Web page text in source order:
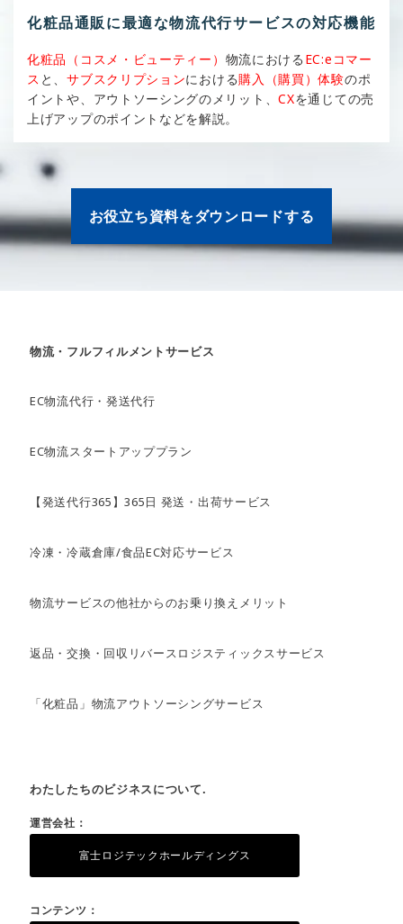
化粧品通販に最適な物流代行サービスの対応機能
化粧品（コスメ・ビューティー） 物流における EC:eコマー
ス と、サブスクリプションにおける購入（購買）体験のポ
イントや、アウトソーシングのメリット、CXを通じての売
上げアップのポイントなどを解説。
お役立ち資料をダウンロードする
物流・フルフィルメントサービス
EC物流代行・発送代行
EC物流スタートアッププラン
【発送代行365】365日 発送・出荷サービス
冷凍・冷蔵倉庫/食品EC対応サービス
物流サービスの他社からのお乗り換えメリット
返品・交換・回収リバースロジスティックスサービス
「化粧品」物流アウトソーシングサービス
わたしたちのビジネスについて.
運営会社：
富士ロジテックホールディングス
コンテンツ：